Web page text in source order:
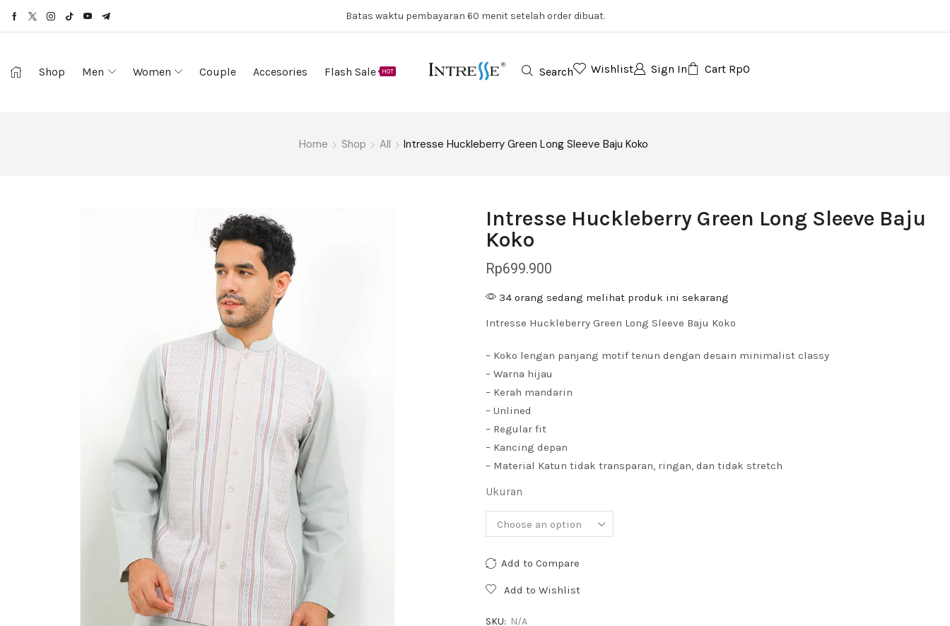
Batas waktu pembayaran 60 menit setelah order dibuat.
Shop Men Women Couple Accesories Flash Sale HOT Search Wishlist Sign In Cart Rp0
Home Shop All Intresse Huckleberry Green Long Sleeve Baju Koko
Intresse Huckleberry Green Long Sleeve Baju
Koko
Rp699.900
34 orang sedang melihat produk ini sekarang
Intresse Huckleberry Green Long Sleeve Baju Koko
– Koko lengan panjang motif tenun dengan desain minimalist classy
– Warna hijau
– Kerah mandarin
– Unlined
– Regular fit
– Kancing depan
– Material Katun tidak transparan, ringan, dan tidak stretch
Ukuran
Add to Compare
Add to Wishlist
SKU: N/A